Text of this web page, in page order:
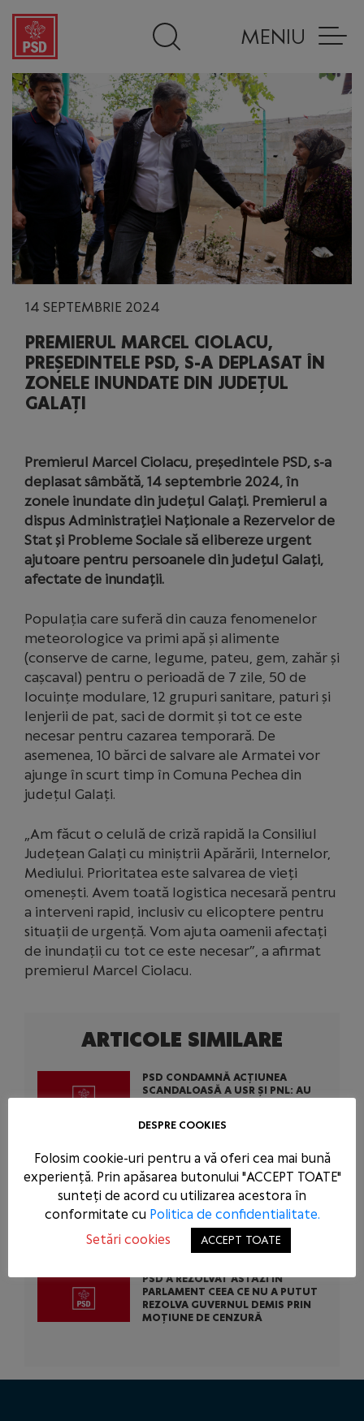
MENIU
14 SEPTEMBRIE 2024
PREMIERUL MARCEL CIOLACU,
PREȘEDINTELE PSD, S-A DEPLASAT ÎN
ZONELE INUNDATE DIN JUDEȚUL
GALAȚI
Premierul Marcel Ciolacu, președintele PSD, s-a
deplasat sâmbătă, 14 septembrie 2024, în
zonele inundate din județul Galați. Premierul a
dispus Administrației Naționale a Rezervelor de
Stat și Probleme Sociale să elibereze urgent
ajutoare pentru persoanele din județul Galați,
afectate de inundații.
Populația care suferă din cauza fenomenelor
meteorologice va primi apă și alimente
(conserve de carne, legume, pateu, gem, zahăr și
cașcaval) pentru o perioadă de 7 zile, 50 de
locuințe modulare, 12 grupuri sanitare, paturi și
lenjerii de pat, saci de dormit și tot ce este
necesar pentru cazarea temporară. De
asemenea, 10 bărci de salvare ale Armatei vor
ajunge în scurt timp în Comuna Pechea din
județul Galați.
„Am făcut o celulă de criză rapidă la Consiliul
Județean Galați cu miniștrii Apărării, Internelor,
Mediului. Prioritatea este salvarea de vieți
omenești. Avem toată logistica necesară pentru
a interveni rapid, inclusiv cu elicoptere pentru
situații de urgență. Vom ajuta oamenii afectați
de inundații cu tot ce este necesar”, a afirmat
premierul Marcel Ciolacu.
ARTICOLE SIMILARE
PSD CONDAMNĂ ACȚIUNEA
SCANDALOASĂ A USR ȘI PNL: AU
PENTRU A-L SCĂPA PE
PSD CERE INTERVENȚIA URGENTĂ A
AUTORITĂȚILOR STATULUI
ÎMPOTRIVA ABUZURILOR COMISE
PE CONDAMNATUL DOMINIC FRITZ
PSD A REZOLVAT ASTĂZI ÎN
PARLAMENT CEEA CE NU A PUTUT
REZOLVA GUVERNUL DEMIS PRIN
MOȚIUNE DE CENZURĂ
DESPRE COOKIES
Folosim cookie-uri pentru a vă oferi cea mai bună
experiență. Prin apăsarea butonului "ACCEPT TOATE"
sunteți de acord cu utilizarea acestora în
conformitate cu Politica de confidentialitate.
Setări cookies
ACCEPT TOATE